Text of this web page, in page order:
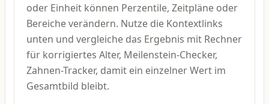
oder Einheit können Perzentile, Zeitpläne oder
Bereiche verändern. Nutze die Kontextlinks
unten und vergleiche das Ergebnis mit Rechner
für korrigiertes Alter, Meilenstein-Checker,
Zahnen-Tracker, damit ein einzelner Wert im
Gesamtbild bleibt.